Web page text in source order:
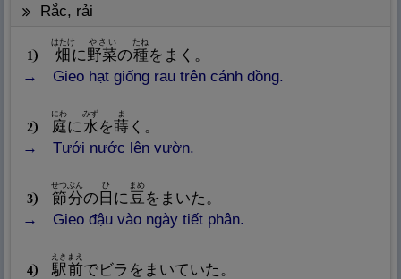
rắc, rải
1 畑
はたけ
に野菜
やさい
の種
たね
をまく。
Gieo hạt giống rau trên cánh đồng.
2 庭
にわ
に水
みず
を蒔
ま
く。
Tưới nước lên vườn.
3 節分
せつぶん
の 日
ひ
に豆
まめ
をまいた。
Gieo đậu vào ngày tiết phân.
4 駅前
えきまえ
でビラをまいていた。